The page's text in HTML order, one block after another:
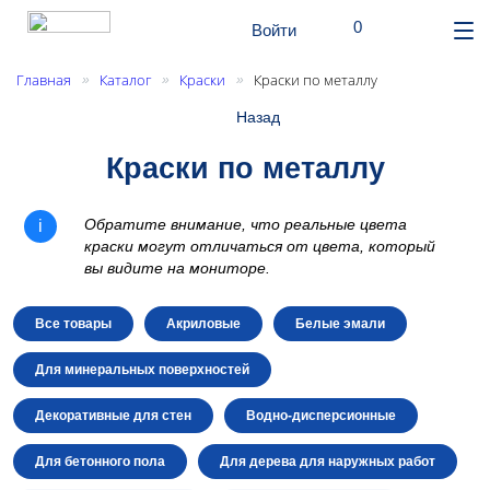
Войти Корзина
0шт.
Главная » Каталог » Краски » Краски по металлу
Назад
Краски по металлу
Обратите внимание, что реальные цвета
краски могут отличаться от цвета, который
вы видите на мониторе.
Все товары Акриловые Белые эмали
Для минеральных поверхностей
Декоративные для стен Водно-дисперсионные
Для бетонного пола Для дерева для наружных работ